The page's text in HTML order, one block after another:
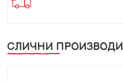
СЛИЧНИ ПРОИЗВОДИ